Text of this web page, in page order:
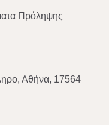
Πρόληψης
Αθήνα, 17564